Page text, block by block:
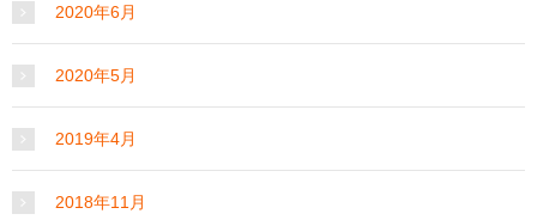
2020年6月
2020年5月
2019年4月
2018年11月